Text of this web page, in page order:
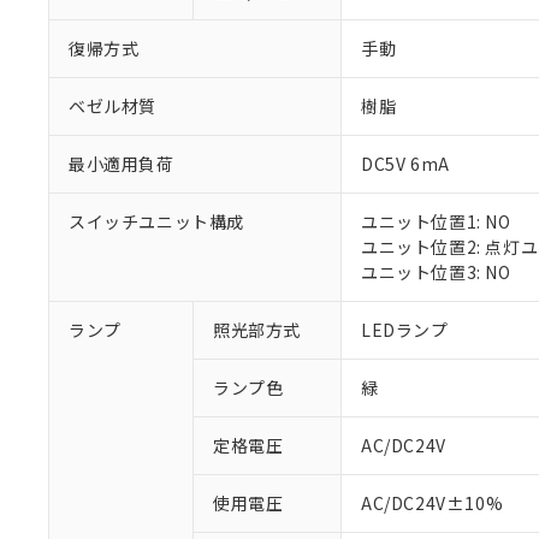
復帰方式 手動
ベゼル材質 樹脂
最小適用負荷 DC5V 6mA
スイッチユニット構成
ユニット位置1: NO
ユニット位置2: 点灯
ユニット位置3: NO
ランプ 照光部方式 LEDランプ
ランプ色 緑
定格電圧 AC/DC24V
使用電圧 AC/DC24V±10%
ご利用条件
※1 対応状況
調査・確認中：
非該当品：ライセ
仕入先様の事情に
があります。
※1 中国